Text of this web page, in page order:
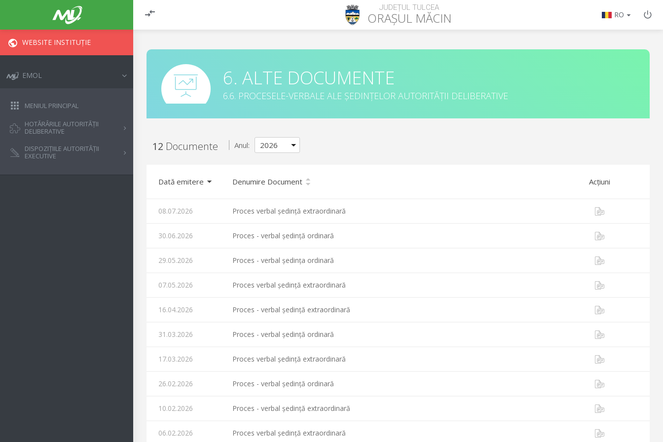
JUDEȚUL TULCEA
ORAȘUL MĂCIN RO
WEBSITE INSTITUȚIE
EMOL
MENIUL PRINCIPAL
HOTĂRÂRILE AUTORITĂȚII
DELIBERATIVE
DISPOZIȚIILE AUTORITĂȚII
EXECUTIVE
6. ALTE DOCUMENTE
6.6. PROCESELE-VERBALE ALE ȘEDINȚELOR AUTORITĂȚII DELIBERATIVE
12 Documente Anul:
Dată emitere Denumire Document Acțiuni
08.07.2026 Proces verbal ședință extraordinară
30.06.2026 Proces - verbal ședință ordinară
29.05.2026 Proces - verbal ședința ordinară
07.05.2026 Proces verbal ședință extraordinară
16.04.2026 Proces - verbal ședință extraordinară
31.03.2026 Proces - verbal ședință ordinară
17.03.2026 Proces verbal ședință extraordinară
26.02.2026 Proces - verbal ședință ordinară
10.02.2026 Proces - verbal ședință extraordinară
06.02.2026 Proces verbal ședință extraordinară